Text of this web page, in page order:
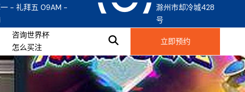
- 礼拜五 09AM -
滁州市却冷城428
号
咨询世界杯
怎么买注
立即预约